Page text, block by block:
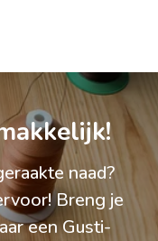
naad?
Breng je
een Gusti-